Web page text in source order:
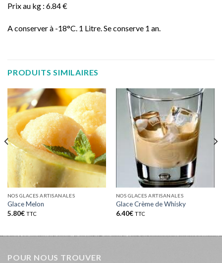
Prix au kg : 6.84 €
A conserver à -18°C. 1 Litre. Se conserve 1 an.
PRODUITS SIMILAIRES
NOS GLACES ARTISANALES
Glace Melon
5.80€ TTC
NOS GLACES ARTISANALES
Glace Crème de Whisky
6.40€ TTC
POUR NOUS TROUVER